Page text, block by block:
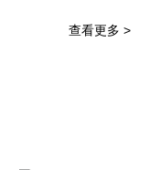
查看更多 >